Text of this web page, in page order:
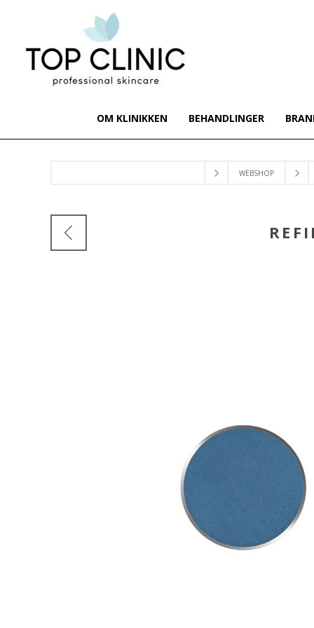
OM KLINIKKEN BEHANDLINGER
WEBSHOP